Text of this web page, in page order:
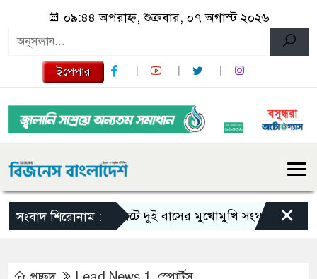
০৯:৪৪ অপরাহ্ন, শুক্রবার, ০৭ অগাস্ট ২০২৬
ইপেপার
সংবাদ শিরোনাম :সিলেটে দুই বাসের মুখোমুখি সংঘর্ষে নিহত বেড়ে ৯
×